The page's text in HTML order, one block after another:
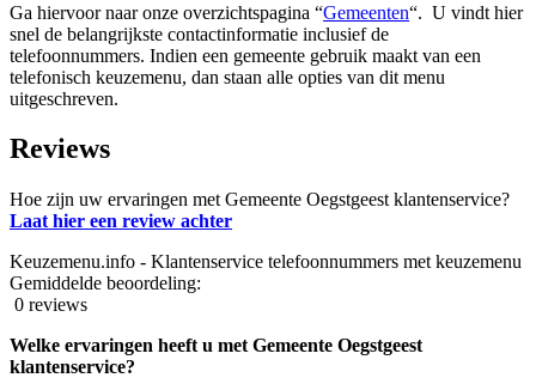
Ga hiervoor naar onze overzichtspagina “Gemeenten“. U vindt hier
snel de belangrijkste contactinformatie inclusief de
telefoonnummers. Indien een gemeente gebruik maakt van een
telefonisch keuzemenu, dan staan alle opties van dit menu
uitgeschreven.
Reviews
Hoe zijn uw ervaringen met Gemeente Oegstgeest klantenservice?
Laat hier een review achter
Keuzemenu.info - Klantenservice telefoonnummers met keuzemenu
Gemiddelde beoordeling:
0 reviews
Welke ervaringen heeft u met Gemeente Oegstgeest
klantenservice?